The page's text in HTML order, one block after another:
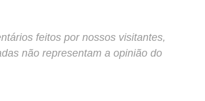
feitos por nossos visitantes,
não representam a opinião do